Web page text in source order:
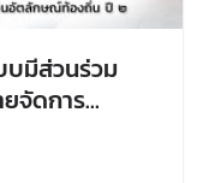
บมีส่วนร่วม
จัดการ
การจัดการ
มือของเครือ